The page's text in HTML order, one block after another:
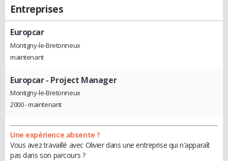
Entreprises
Europcar
Montigny-le-Bretonneux
maintenant
Europcar- Project Manager
Montigny-le-Bretonneux
2000 - maintenant
Une expérience absente ?
Vous avez travaillé avec Olivier dans une entreprise qui n'apparaît
pas dans son parcours ?